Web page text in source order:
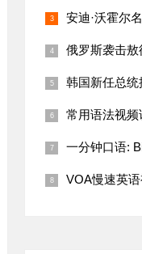
安迪·沃霍尔名作
俄罗斯袭击
韩国新任总
常用语法视频讲解
一分钟口语:
VOA慢速英语